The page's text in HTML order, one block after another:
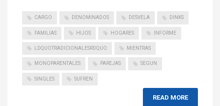
CARGO DENOMINADOS DESVELA DINKS
FAMILIAS HIJOS HOGARES INFORME
LDQUOTRADICIONALESRDQUO MIENTRAS
MONOPARENTALES PAREJAS SEGUN
SINGLES SUFREN
READ MORE